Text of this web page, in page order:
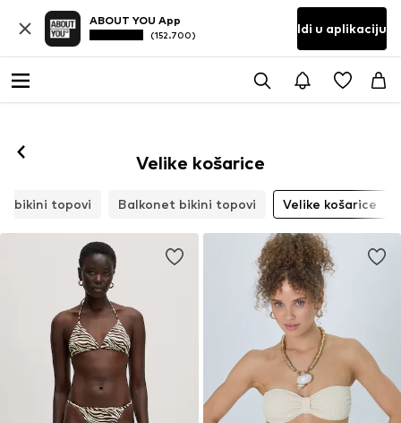
ABOUT YOU App
(152.700) Idi u aplikaciju
Velike košarice
bikini topovi Balkonet bikini topovi Velike košarice